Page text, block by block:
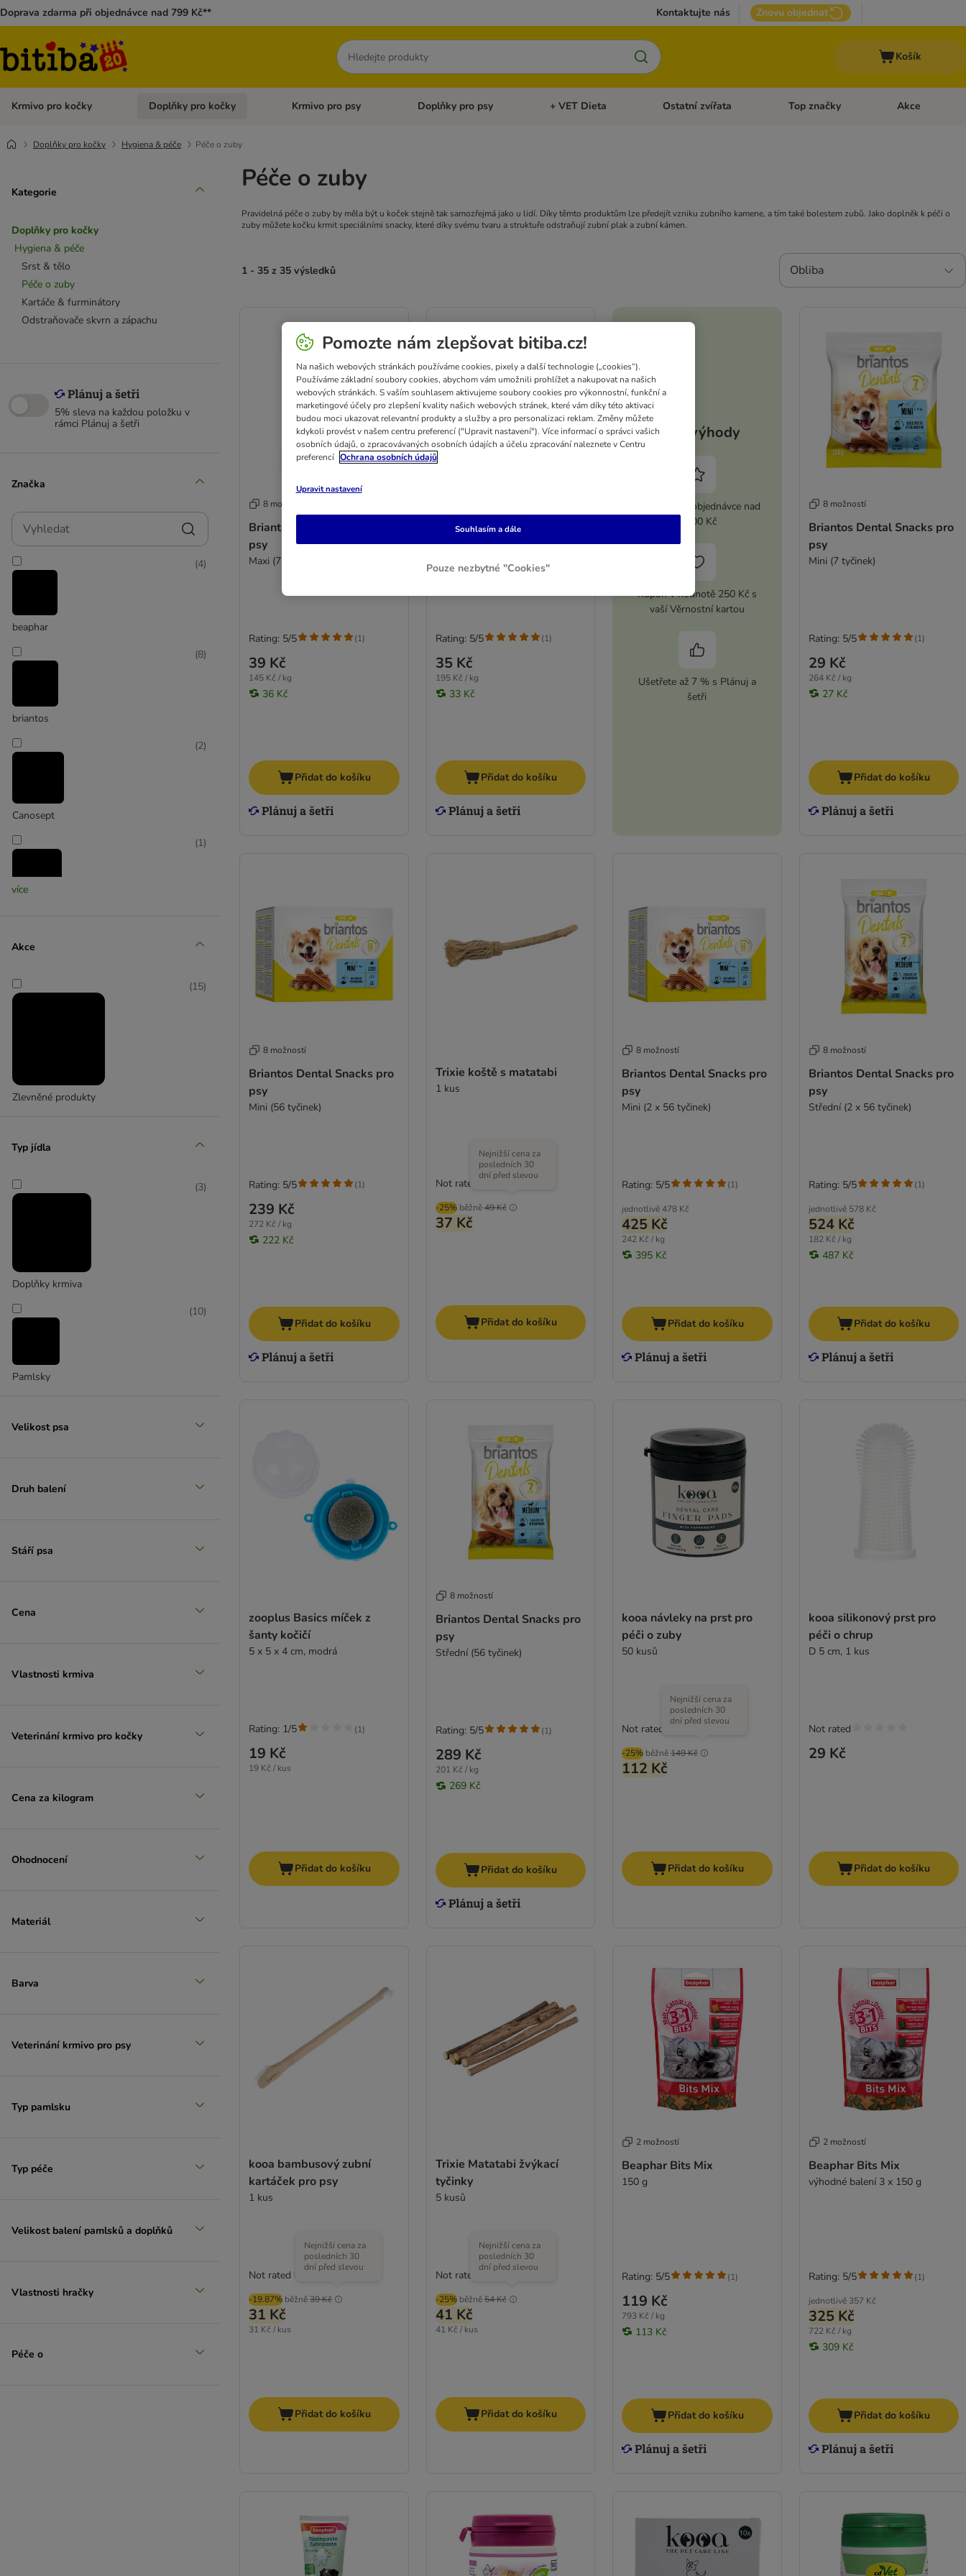
Doprava zdarma při objednávce nad 799 Kč** Kontaktujte nás Znovu objednat
Hledat
Košík
Krmivo pro kočky Otevřít menu: Krmivo pro kočky
Doplňky pro kočky Otevřít menu: Doplňky pro kočky
Krmivo pro psy Otevřít menu: Krmivo pro psy
Doplňky pro psy Otevřít menu: Doplňky pro psy
+ VET Dieta Otevřít menu: + VET Dieta
Ostatní zvířata Otevřít menu: Ostatní zvířata
Top značky Otevřít menu:
Akce
Doplňky pro kočky Hygiena & péče Péče o zuby
Kategorie
Doplňky pro kočky
Hygiena & péče
Srst & tělo
Péče o zuby
Kartáče & furminátory
Odstraňovače skvrn a zápachu
5% sleva na každou položku v
rámci Plánuj a šetři
Značka
Vyhledat
beaphar
(4)
briantos
(8)
Canosept
(2)
(1)
kooa
více
Akce
Zlevněné produkty
(15)
Typ jídla
Doplňky krmiva
(3)
Pamlsky
(10)
Velikost psa
Druh balení
Stáří psa
Cena
Vlastnosti krmiva
Veterinání krmivo pro kočky
Cena za kilogram
Ohodnocení
Materiál
Barva
Veterinání krmivo pro psy
Typ pamlsku
Typ péče
Velikost balení pamlsků a doplňků
Vlastnosti hračky
Péče o
Péče o zuby
Pravidelná péče o zuby by měla být u koček stejně tak samozřejmá jako u lidí. Díky těmto produktům lze předejít vzniku zubního kamene, a tím také bolestem zubů. Jako doplněk k péči o
zuby můžete kočku krmit speciálními snacky, které díky svému tvaru a struktuře odstraňují zubní plak a zubní kámen.
1 - 35 z 35 výsledků Obliba
8 možností
Briantos Dental Snacks pro
psy
Maxi (7 tyčinek)
39 Kč
145 Kč / kg
36 Kč
Rating: 5/5 (1)
Přidat do košíku
Briantos Dental Snacks pro
psy
Střední (7 tyčinek)
35 Kč
195 Kč / kg
33 Kč
Rating: 5/5 (1)
Přidat do košíku
Vaše výhody
5% sleva při objednávce nad
2 100 Kč
Kupón v hodnotě 250 Kč s
vaší Věrnostní kartou
Ušetřete až 7 % s Plánuj a
šetři
8 možností
Briantos Dental Snacks pro
psy
Mini (7 tyčinek)
29 Kč
264 Kč / kg
27 Kč
Rating: 5/5 (1)
Přidat do košíku
8 možností
Briantos Dental Snacks pro
psy
Mini (56 tyčinek)
239 Kč
272 Kč / kg
222 Kč
Rating: 5/5 (1)
Přidat do košíku
Trixie koště s matatabi
1 kus
-25% běžně49 Kč
Nejnižší cena za
posledních 30
dní před slevou
37 Kč
Not rated
Přidat do košíku
8 možností
Briantos Dental Snacks pro
psy
Mini (2 x 56 tyčinek)
jednotlivě478 Kč
425 Kč
242 Kč / kg
395 Kč
Rating: 5/5 (1)
Přidat do košíku
8 možností
Briantos Dental Snacks pro
psy
Střední (2 x 56 tyčinek)
jednotlivě 578 Kč
524 Kč
182 Kč / kg
487 Kč
Rating: 5/5 (1)
Přidat do košíku
zooplus Basics míček z
šanty kočičí
5 x 5 x 4 cm, modrá
19 Kč
19 Kč / kus
Rating: 1/5 (1)
Přidat do košíku
8 možností
Briantos Dental Snacks pro
psy
Střední (56 tyčinek)
289 Kč
201 Kč / kg
269 Kč
Rating: 5/5 (1)
Přidat do košíku
kooa návleky na prst pro
péči o zuby
50 kusů
-25% běžně149 Kč
Nejnižší cena za
posledních 30
dní před slevou
112 Kč
Not rated
Přidat do košíku
kooa silikonový prst pro
péči o chrup
D 5 cm, 1 kus
29 Kč
Not rated
Přidat do košíku
kooa bambusový zubní
kartáček pro psy
1 kus
-19.87% běžně39 Kč
Nejnižší cena za
posledních 30
dní před slevou
31 Kč
31 Kč / kus
Not rated
Přidat do košíku
Trixie Matatabi žvýkací
tyčinky
5 kusů
-25% běžně54 Kč
Nejnižší cena za
posledních 30
dní před slevou
41 Kč
41 Kč / kus
Not rated
Přidat do košíku
2 možností
Beaphar Bits Mix
150 g
119 Kč
793 Kč / kg
113 Kč
Rating: 5/5 (1)
Přidat do košíku
2 možností
Beaphar Bits Mix
výhodné balení 3 x 150 g
jednotlivě 357 Kč
325 Kč
722 Kč / kg
309 Kč
Rating: 5/5 (1)
Přidat do košíku
Pomozte nám zlepšovat bitiba.cz!
Na našich webových stránkách používáme cookies, pixely a další technologie („cookies“).
Používáme základní soubory cookies, abychom vám umožnili prohlížet a nakupovat na našich
webových stránkách. S vaším souhlasem aktivujeme soubory cookies pro výkonnostní, funkční a
marketingové účely pro zlepšení kvality našich webových stránek, které vám díky této aktivaci
budou moci ukazovat relevantní produkty a služby a pro personalizaci reklam. Změny můžete
kdykoli provést v našem centru preferencí ("Upravit nastavení"). Více informací o správci vašich
osobních údajů, o zpracovávaných osobních údajích a účelu zpracování naleznete v Centru
preferencí Ochrana osobních údajů
Upravit nastavení
Pouze nezbytné "Cookies"
Souhlasím a dále